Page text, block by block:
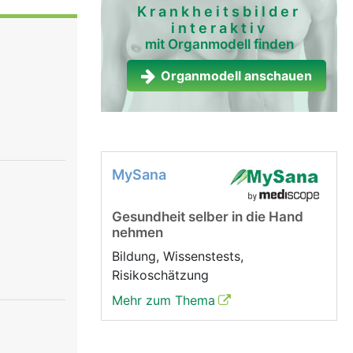
das
Krankheitsbilder
interaktiv
mit Organmodell finden
Organmodell anschauen
MySana
Gesundheit selber in die Hand
nehmen
Bildung, Wissenstests,
Risikoschätzung
Mehr zum Thema